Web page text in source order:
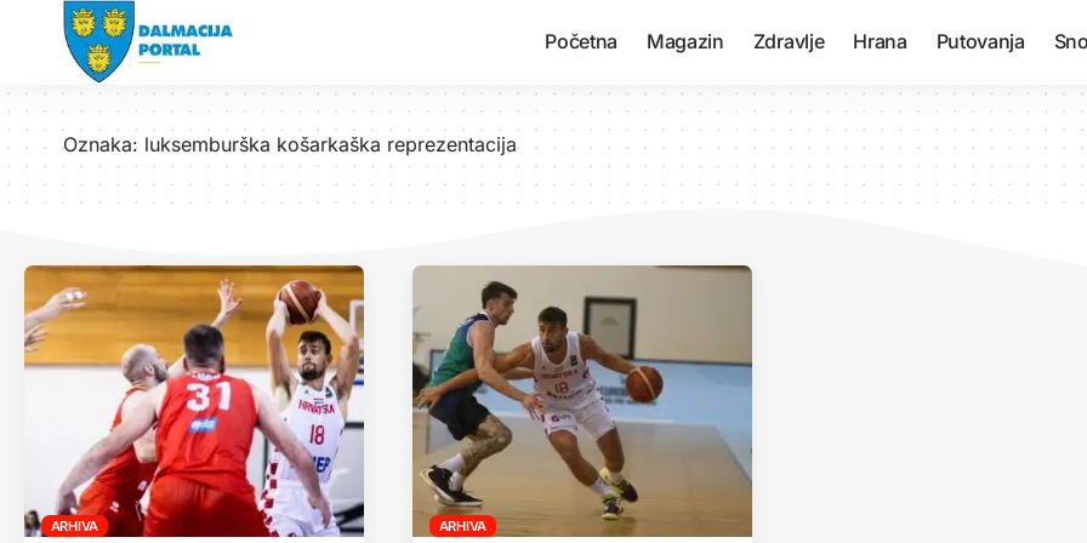
Početna Magazin Zdravlje Hrana Putovanja
Oznaka: luksemburška košarkaška reprezentacija
ARHIVA ARHIVA